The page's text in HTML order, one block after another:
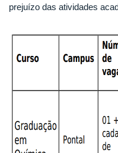
prejuízo das atividades